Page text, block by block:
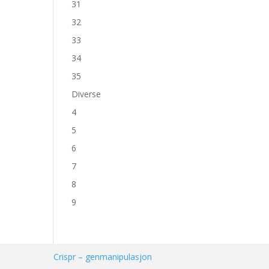
31
32
33
34
35
Diverse
4
5
6
7
8
9
Crispr – genmanipulasjon